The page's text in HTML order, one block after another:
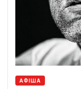
АФІША